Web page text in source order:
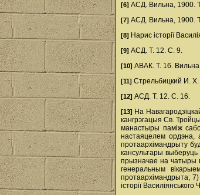
[6] АСД. Вильна, 1900.
[7] АСД. Вильна, 1900.
[8] Нарис історії
[9] АСД. Т. 12. С. 9.
[10] АВАК. Т. 16.
[11] Стрельбицкий И. Х.
[12] АСД. Т. 12. С. 16.
[13] На
кангрэгацыя Св.
манастыры паміж
настаяцелем ордэна,
протаархімандрыту
кансультары выберуць
прызначае на чатыры
генеральным
протаархімандрыта;
історії